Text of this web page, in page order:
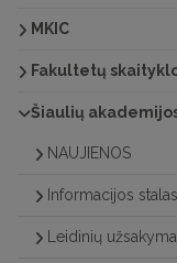
MKIC
Fakultetų
Šiaulių
NAUJIENOS
Informacijos stalas
Leidinių